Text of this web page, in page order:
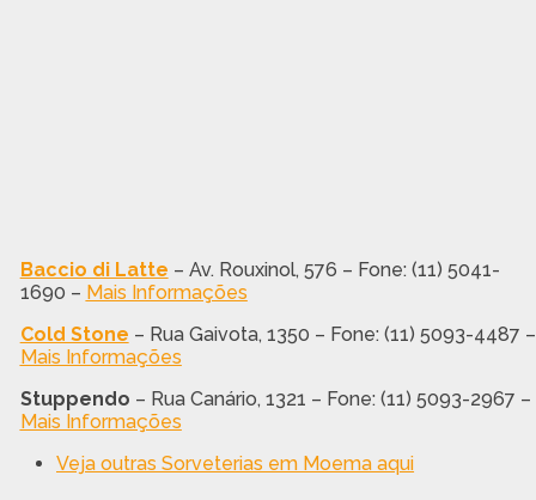
Baccio di Latte – Av. Rouxinol, 576 – Fone: (11) 5041-
1690 – Mais Informações
Cold Stone – Rua Gaivota, 1350 – Fone: (11) 5093-4487 –
Mais Informações
Stuppendo – Rua Canário, 1321 – Fone: (11) 5093-2967 –
Mais Informações
Veja outras Sorveterias em Moema aqui